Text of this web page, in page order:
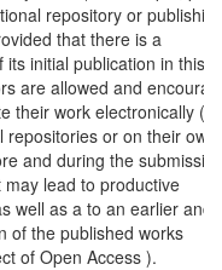
repository or
that there is a
its initial publication in this
are allowed and
their work electronically
or on their own
and during the
lead to productive
well as a to an earlier and
of the published works
of Open Access ).